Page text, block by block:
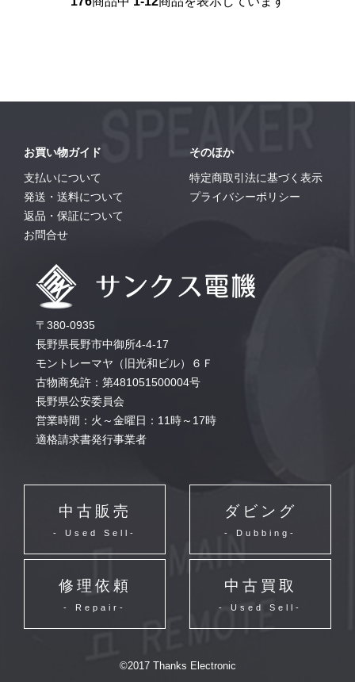
お買い物ガイド
支払いについて
発送・送料について
返品・保証について
お問合せ
そのほか
特定商取引法に基づく表示
プライバシーポリシー
〒380-0935
長野県長野市中御所4-4-17
モントレーマヤ（旧光和ビル）６Ｆ
古物商免許：第481051500004号
長野県公安委員会
営業時間：火～金曜日：11時～17時
適格請求書発行事業者
中古販売
- Used Sell-
ダビング
- Dubbing-
修理依頼
- Repair-
中古買取
- Used Sell-
©2017 Thanks Electronic